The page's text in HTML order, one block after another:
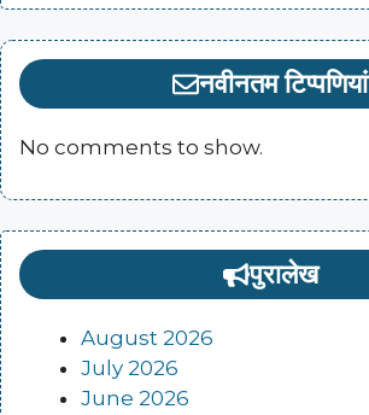
नवीनतम टिप्पणियां
No comments to show.
पुरालेख
August 2026
July 2026
June 2026